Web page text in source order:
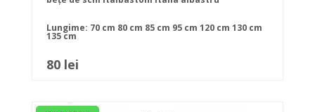
Lungime: 70 cm 80 cm 85 cm 95 cm 120 cm 130 cm
135 cm
80 lei